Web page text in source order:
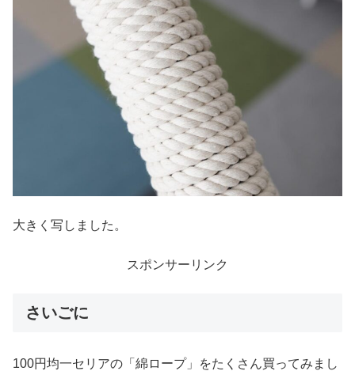
大きく写しました。
スポンサーリンク
さいごに
100円均一セリアの「綿ロープ」をたくさん買ってみまし